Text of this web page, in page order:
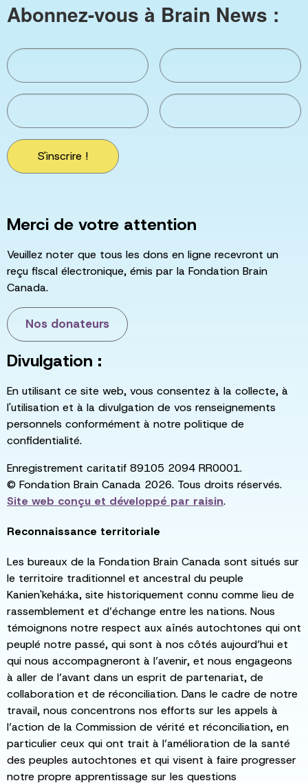
Abonnez-vous à Brain News :
S'inscrire !
Merci de votre attention
Veuillez noter que tous les dons en ligne recevront un
reçu fiscal électronique, émis par la Fondation Brain
Canada.
Nos donateurs
Divulgation :
En utilisant ce site web, vous consentez à la collecte, à
l'utilisation et à la divulgation de vos renseignements
personnels conformément à notre politique de
confidentialité.
Enregistrement caritatif 89105 2094 RR0001.
© Fondation Brain Canada 2026. Tous droits réservés.
Site web conçu et développé par raisin.
Reconnaissance territoriale
Les bureaux de la Fondation Brain Canada sont situés sur
le territoire traditionnel et ancestral du peuple
Kanien'kehá:ka, site historiquement connu comme lieu de
rassemblement et d’échange entre les nations. Nous
témoignons notre respect aux aînés autochtones qui ont
peuplé notre passé, qui sont à nos côtés aujourd’hui et
qui nous accompagneront à l’avenir, et nous engageons
à aller de l’avant dans un esprit de partenariat, de
collaboration et de réconciliation. Dans le cadre de notre
travail, nous concentrons nos efforts sur les appels à
l’action de la Commission de vérité et réconciliation, en
particulier ceux qui ont trait à l’amélioration de la santé
des peuples autochtones et qui visent à faire progresser
notre propre apprentissage sur les questions